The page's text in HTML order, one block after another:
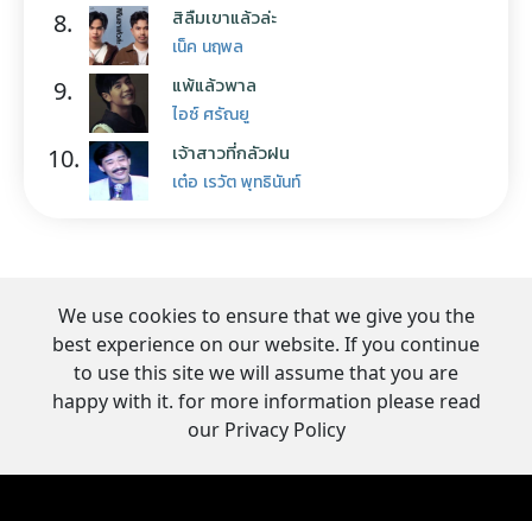
8. สิลืมเขาแล้วล่ะ
เน็ค นฤพล
9. แพ้แล้วพาล
ไอซ์ ศรัณยู
10. เจ้าสาวที่กลัวฝน
เต๋อ เรวัต พุทธินันท์
We use cookies to ensure that we give you the
best experience on our website. If you continue
to use this site we will assume that you are
happy with it. for more information please read
our Privacy Policy